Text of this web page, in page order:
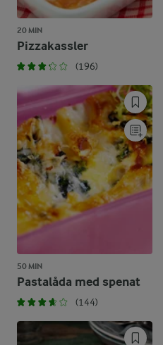
20 MIN
Pizzakassler
(196)
50 MIN
Pastalåda med spenat
(144)